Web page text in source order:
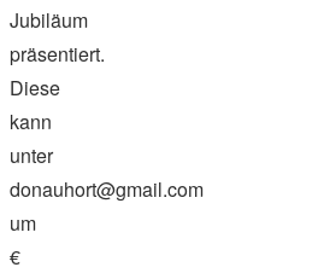
Jubiläum
präsentiert.
Diese
kann
unter
donauhort@gmail.com
um
€